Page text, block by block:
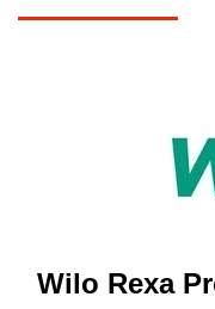
Wilo Rexa